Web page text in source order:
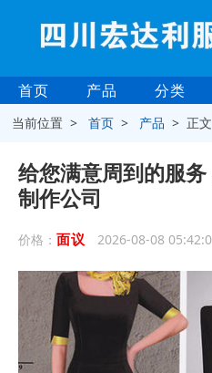
首页 产品 分类
当前位置 >首页 > 产品 > 正文
给您满意周到的服
制作公司
价格： 面议 2026-08-08